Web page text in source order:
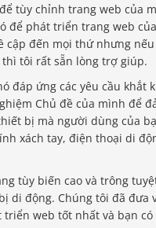
tùy chỉnh trang web của
để phát triển trang web
cập đến mọi thứ nhưng
tôi rất sẵn lòng trợ giúp.
đáp ứng các yêu cầu khắt
Chủ đề của mình để
bị mà người dùng của
xách tay, điện thoại di
tùy biến cao và trông
di động. Chúng tôi đã đưa
web tốt nhất và bạn có